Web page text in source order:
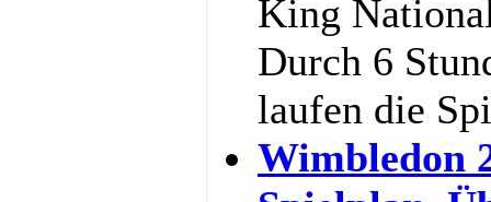
King
Durch 6
laufen die
Wimbledon